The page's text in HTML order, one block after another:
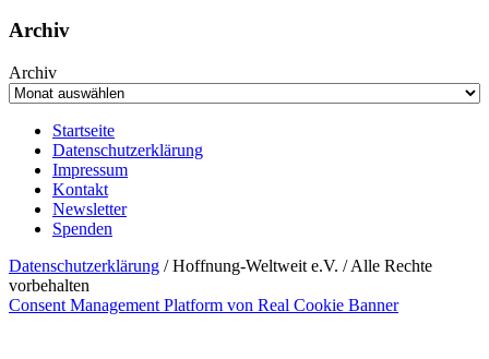
Archiv
Archiv
Startseite
Datenschutzerklärung
Impressum
Kontakt
Newsletter
Spenden
Datenschutzerklärung / Hoffnung-Weltweit e.V. / Alle Rechte
vorbehalten
Consent Management Platform von Real Cookie Banner